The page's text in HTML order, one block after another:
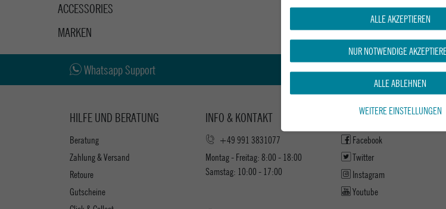
ACCESSORIES
MARKEN
Whatsapp Support Kauf auf Rechnung
HILFE UND BERATUNG
Beratung
Zahlung & Versand
Retoure
Gutscheine
INFO & KONTAKT
+49 991 3831077
Montag - Freitag: 8:00 - 18:00
Samstag: 10:00 - 17:00
KEEP UP WITH US
Facebook
Twitter
Instagram
Youtube
ALLE AKZEPTIEREN
NUR NOTWENDIGE
ALLE ABLEHNEN
WEITERE EINSTELLUNGEN